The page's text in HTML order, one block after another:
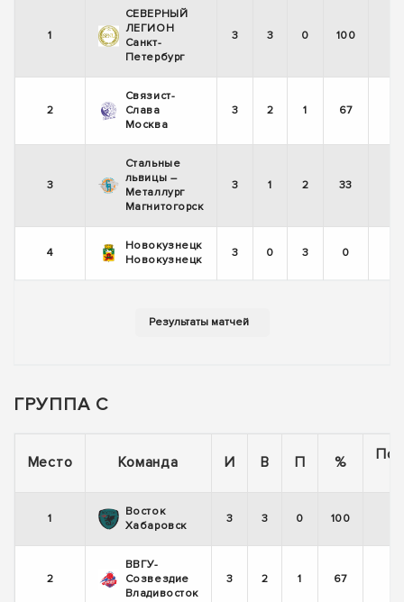
1
СЕВЕРНЫЙ
ЛЕГИОН
Санкт-
Петербург
3 3 0 100
2
Связист-
Слава
Москва
3 2 1 67
3
Стальные
львицы –
Металлург
Магнитогорск
3 1 2 33
4
Новокузнецк
Новокузнецк
3 0 3 0
ГРУППА C
Место Команда И В П %
1
Восток
Хабаровск
3 3 0 100
2
ВВГУ-
Созвездие
Владивосток
3 2 1 67